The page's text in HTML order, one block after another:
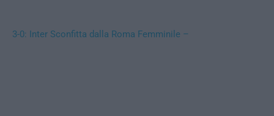
3-0: Inter Sconfitta dalla Roma Femminile –